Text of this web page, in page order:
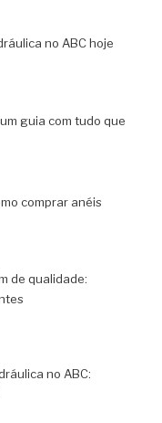
no ABC hoje
guia com tudo que
comprar anéis
de qualidade:
no ABC: